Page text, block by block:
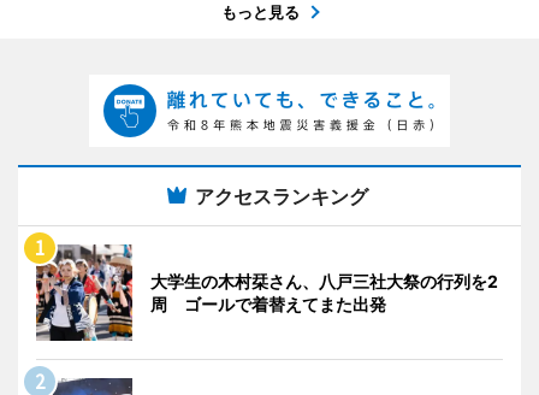
もっと見る
アクセスランキング
大学生の木村栞さん、八戸三社大祭の行列を2
周 ゴールで着替えてまた出発